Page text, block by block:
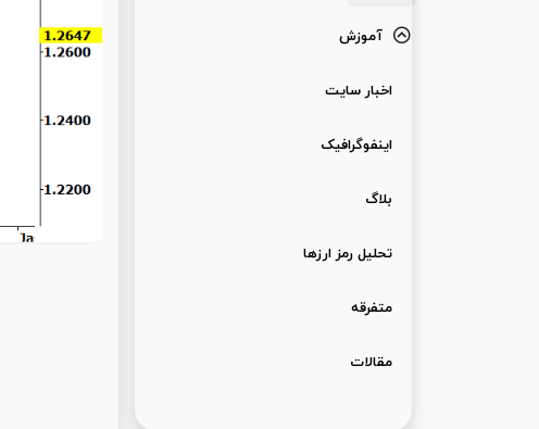
آموزش
اخبار سایت
اینفوگرافیک
بلاگ
تحلیل رمز ارزها
متفرقه
مقالات